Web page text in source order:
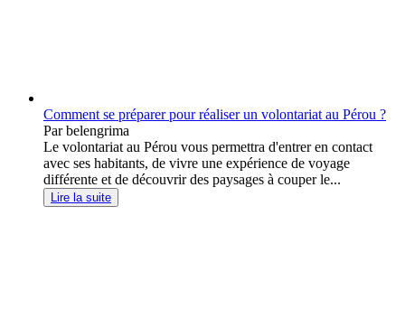
Comment se préparer pour réaliser un volontariat au Pérou ?
Par belengrima
Le volontariat au Pérou vous permettra d'entrer en contact
avec ses habitants, de vivre une expérience de voyage
différente et de découvrir des paysages à couper le...
Lire la suite